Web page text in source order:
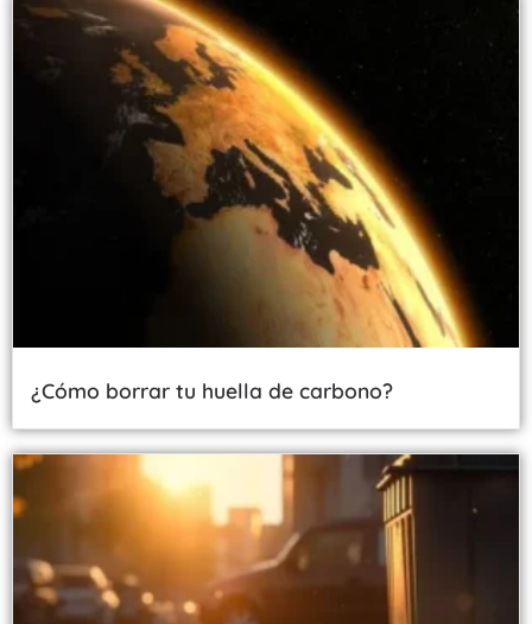
¿Cómo borrar tu huella de carbono?